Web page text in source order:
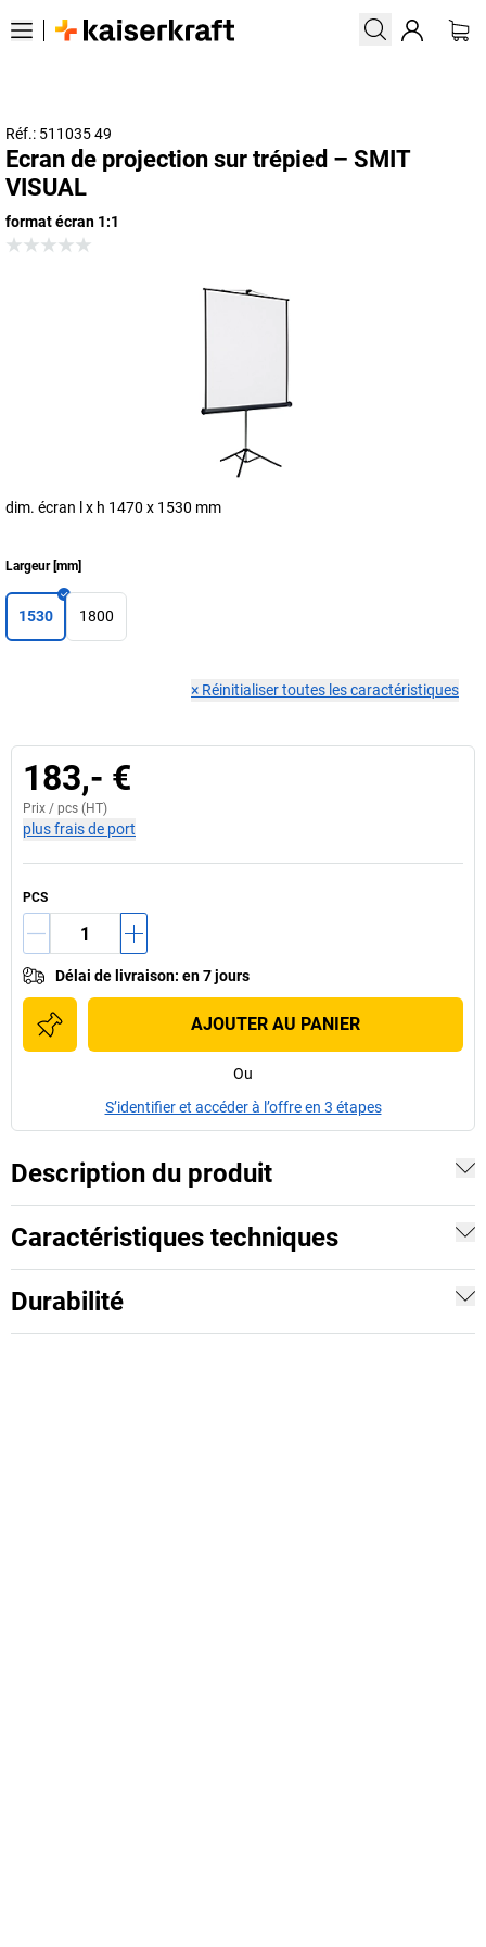
Réf.: 511035 49
Ecran de projection sur trépied – SMIT
VISUAL
format écran 1:1
dim. écran l x h 1470 x 1530 mm
Largeur[mm]
1530 1800
× Réinitialiser toutes les caractéristiques
183,- €
Prix / pcs (HT)
plus frais de port
PCS
Délai de livraison: en 7 jours
AJOUTER AU PANIER
Ou
S’identifier et accéder à l’offre en 3 étapes
Description du produit
Caractéristiques techniques
Durabilité